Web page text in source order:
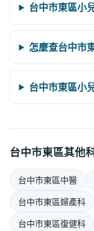
台中市東區小
怎麼查台中市
台中市東區小
台中市東區其他
台中市東區中醫
台中市東區婦產科
台中市東區復健科